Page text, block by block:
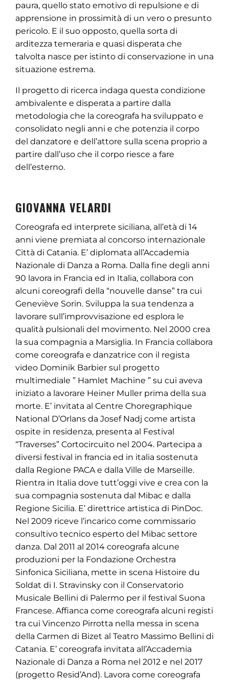
paura, quello stato emotivo di repulsione e di
apprensione in prossimità di un vero o presunto
pericolo. E il suo opposto, quella sorta di
arditezza temeraria e quasi disperata che
talvolta nasce per istinto di conservazione in una
situazione estrema.
Il progetto di ricerca indaga questa condizione
ambivalente e disperata a partire dalla
metodologia che la coreografa ha sviluppato e
consolidato negli anni e che potenzia il corpo
del danzatore e dell’attore sulla scena proprio a
partire dall’uso che il corpo riesce a fare
dell’esterno.
GIOVANNA VELARDI
Coreografa ed interprete siciliana, all’età di 14
anni viene premiata al concorso internazionale
Città di Catania. E’ diplomata all’Accademia
Nazionale di Danza a Roma. Dalla fine degli anni
90 lavora in Francia ed in Italia, collabora con
alcuni coreografi della “nouvelle danse” tra cui
Geneviève Sorin. Sviluppa la sua tendenza a
lavorare sull’improvvisazione ed esplora le
qualità pulsionali del movimento. Nel 2000 crea
la sua compagnia a Marsiglia. In Francia collabora
come coreografa e danzatrice con il regista
video Dominik Barbier sul progetto
multimediale ” Hamlet Machine ” su cui aveva
iniziato a lavorare Heiner Muller prima della sua
morte. E’ invitata al Centre Choregraphique
National D’Orlans da Josef Nadj come artista
ospite in residenza, presenta al Festival
“Traverses” Cortocircuito nel 2004. Partecipa a
diversi festival in francia ed in italia sostenuta
dalla Regione PACA e dalla Ville de Marseille.
Rientra in Italia dove tutt’oggi vive e crea con la
sua compagnia sostenuta dal Mibac e dalla
Regione Sicilia. E’ direttrice artistica di PinDoc.
Nel 2009 riceve l’incarico come commissario
consultivo tecnico esperto del Mibac settore
danza. Dal 2011 al 2014 coreografa alcune
produzioni per la Fondazione Orchestra
Sinfonica Siciliana, mette in scena Histoire du
Soldat di I. Stravinsky con il Conservatorio
Musicale Bellini di Palermo per il festival Suona
Francese. Affianca come coreografa alcuni registi
tra cui Vincenzo Pirrotta nella messa in scena
della Carmen di Bizet al Teatro Massimo Bellini di
Catania. E’ coreografa invitata all’Accademia
Nazionale di Danza a Roma nel 2012 e nel 2017
(progetto Resid’And). Lavora come coreografa